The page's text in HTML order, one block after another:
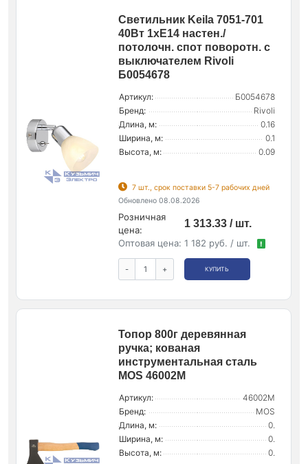
Светильник Keila 7051-701
40Вт 1хE14 настен./
потолочн. спот поворотн. с
выключателем Rivoli
Б0054678
Артикул:
Б0054678
Бренд:
Rivoli
Длина, м:
0.16
Ширина, м:
0.1
Высота, м:
0.09
7 шт., срок поставки 5-7 рабочих дней
Обновлено 08.08.2026
Розничная
цена:
1 313.33 / шт.
Оптовая цена: 1 182 руб. / шт. !
- + КУПИТЬ
Топор 800г деревянная
ручка; кованая
инструментальная сталь
MOS 46002М
Артикул:
46002М
Бренд:
MOS
Длина, м:
0.
Ширина, м:
0.
Высота, м:
0.